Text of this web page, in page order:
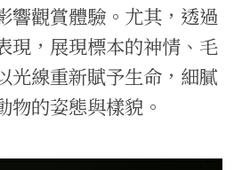
響觀賞體驗。尤其，透過
現，展現標本的神情、毛
光線重新賦予生命，細膩
物的姿態與樣貌。